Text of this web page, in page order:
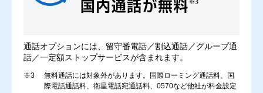
通話オプションには、留守番電話／割込通話／グループ通
話／一定額ストップサービスが含まれます。
※3
無料通話には対象外があります。国際ローミング通話料、国
際電話通話料、衛星電話宛通話料、0570など他社が料金設定